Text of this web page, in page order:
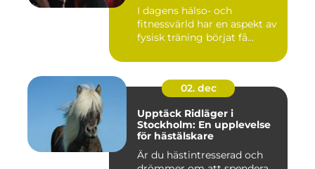
I dagens hälso- och
fitnessvärld har en aspekt av
fysisk träning börjat få...
02. dec
Upptäck Ridläger i
Stockholm: En upplevelse
för hästälskare
Är du hästintresserad och